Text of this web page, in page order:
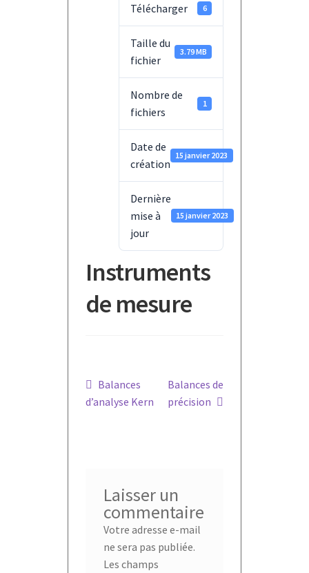
Télécharger 6
Taille du
fichier
3.79 MB
Nombre de
fichiers
1
Date de
création
15 janvier 2023
Dernière
mise à
jour
15 janvier 2023
Instruments
de mesure
Navigation
de
Article
précédent :
Balances
d’analyse Kern
Article
suivant :
Balances de
précision
Laisser un
commentaire
Votre adresse e-mail
ne sera pas publiée.
Les champs